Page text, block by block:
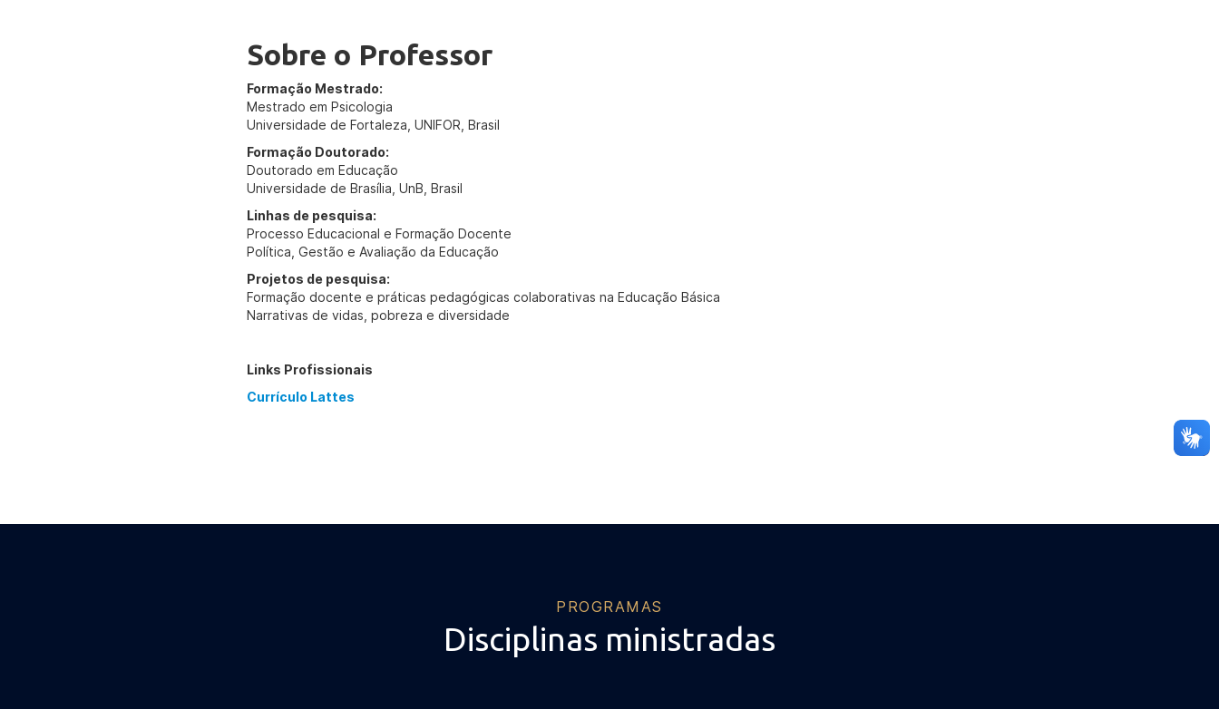
Sobre o Professor
Formação Mestrado:
Mestrado em Psicologia
Universidade de Fortaleza, UNIFOR, Brasil
Formação Doutorado:
Doutorado em Educação
Universidade de Brasília, UnB, Brasil
Linhas de pesquisa:
Processo Educacional e Formação Docente
Política, Gestão e Avaliação da Educação
Projetos de pesquisa:
Formação docente e práticas pedagógicas colaborativas na Educação Básica
Narrativas de vidas, pobreza e diversidade
Links Profissionais
Currículo Lattes
PROGRAMAS
Disciplinas ministradas